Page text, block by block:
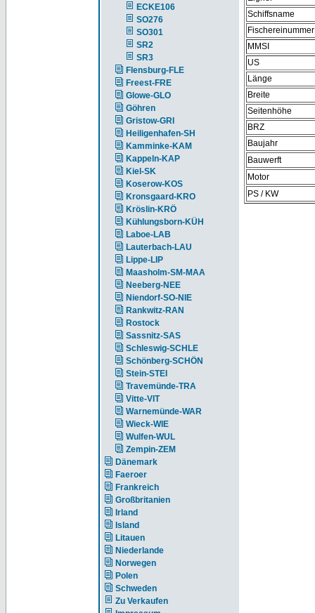
ECKE106
SO276
SO301
SR2
SR3
Flensburg-FLE
Freest-FRE
Glowe-GLO
Göhren
Gristow-GRI
Heiligenhafen-SH
Kamminke-KAM
Kappeln-KAP
Kiel-SK
Koserow-KOS
Kronsgaard-KRO
Kröslin-KRÖ
Kühlungsborn-KÜH
Laboe-LAB
Lauterbach-LAU
Lippe-LIP
Maasholm-SM-MAA
Neeberg-NEE
Niendorf-SO-NIE
Rankwitz-RAN
Rostock
Sassnitz-SAS
Schleswig-SCHLE
Schönberg-SCHÖN
Stein-STEI
Travemünde-TRA
Vitte-VIT
Warnemünde-WAR
Wieck-WIE
Wulfen-WUL
Zempin-ZEM
Dänemark
Faeroer
Frankreich
Großbritanien
Irland
Island
Litauen
Niederlande
Norwegen
Polen
Schweden
Zu Verkaufen
Schiffsname
Fischereinummer
MMSI
US
Länge
Breite
Seitenhöhe
BRZ
Baujahr
Bauwerft
Motor
PS / KW